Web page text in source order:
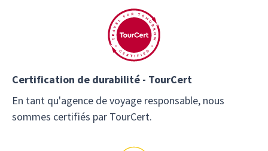
Certification de durabilité - TourCert
En tant qu'agence de voyage responsable, nous
sommes certifiés par TourCert.